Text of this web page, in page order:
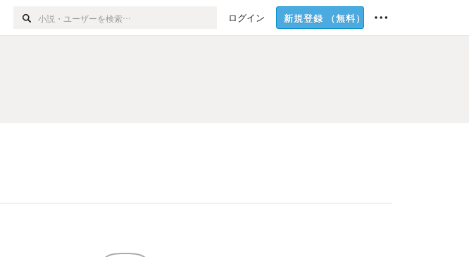
ログイン 新規登録 （無料）